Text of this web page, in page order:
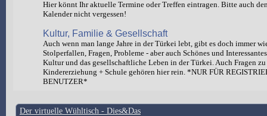
Hier könnt Ihr aktuelle Termine oder Treffen eintragen. Bitte auch
Kalender nicht vergessen!
Kultur, Familie & Gesellschaft
Auch wenn man lange Jahre in der Türkei lebt, gibt es doch immer
Stolperfallen, Fragen, Probleme - aber auch Schönes und
Kultur und das gesellschaftliche Leben in der Türkei. Auch Fragen
Kindererziehung + Schule gehören hier rein. *NUR FÜR
BENUTZER*
Der virtuelle Wühltisch - Dies&Das